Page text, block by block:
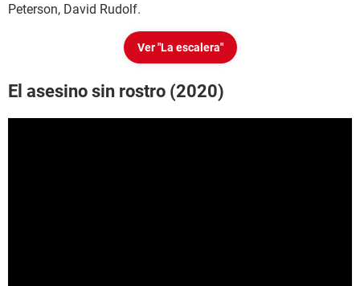
Peterson, David Rudolf.
Ver "La escalera"
El asesino sin rostro (2020)